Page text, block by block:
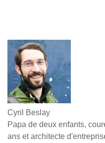
Cyril Beslay
Papa de deux enfants,
ans et architecte